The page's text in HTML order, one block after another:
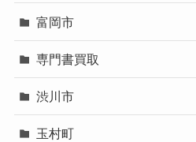
富岡市
専門書買取
渋川市
玉村町